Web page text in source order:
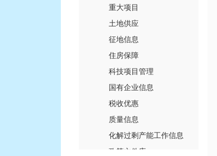
重大项目
土地供应
征地信息
住房保障
科技项目管理
国有企业信息
税收优惠
质量信息
化解过剩产能工作信息
政策文件库